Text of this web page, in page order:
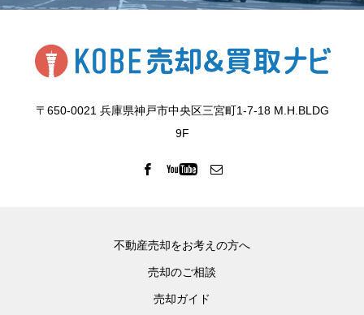
〒650-0021 兵庫県神戸市中央区三宮町1-7-18 M.H.BLDG
9F
不動産売却をお考えの方へ
売却のご相談
売却ガイド